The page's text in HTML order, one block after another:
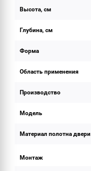
Высота, см
Глубина, см
Форма
Область применения
Производство
Модель
Материал полотна двери
Монтаж